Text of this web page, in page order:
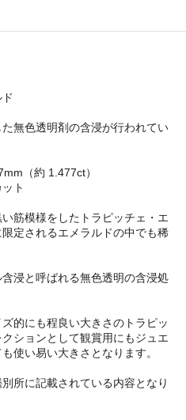
無色透明剤の含浸が行われてい
（約 1.477ct）
ト
筋模様をしたトラピッチェ・エ
定されるエメラルドの中でも稀
浸と呼ばれる無色透明の含浸処
的にも程良い大きさのトラピッ
ションとして観賞用にもジュエ
使い易い大きさとなります。
所に記載されている内容となり